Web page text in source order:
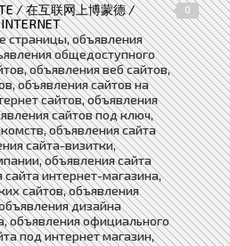
/ 在互联网上博蒙德 /
0
страницы, объявления
общедоступного
объявления веб сайтов,
объявления сайтов на
сайтов, объявления
сайтов под ключ,
объявления сайта
сайта-визитки,
объявления сайта
интернет-магазина,
сайтов, объявления
дизайна
объявления официального
под интернет магазин,